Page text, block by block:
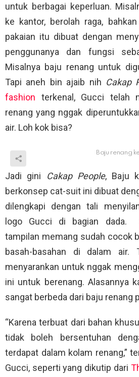
untuk berbagai keperluan.
ke kantor, berolah raga,
pakaian itu dibuat dengan
penggunanya dan fungsi
Misalnya baju renang untuk
Tapi aneh bin ajaib nih Cakap
fashion terkenal, Gucci telah
renang yang nggak
air. Loh kok bisa?
Baju renang
Jadi gini Cakap People, Baju
berkonsep cat-suit ini dibuat
dilengkapi dengan tali
logo Gucci di bagian dada.
tampilan memang sudah cocok
basah-basahan di dalam air.
menyarankan untuk nggak
ini untuk berenang. Alasannya
sangat berbeda dari baju renang
“Karena terbuat dari bahan
tidak boleh bersentuhan
terdapat dalam kolam renang,”
Gucci, seperti yang dikutip dari